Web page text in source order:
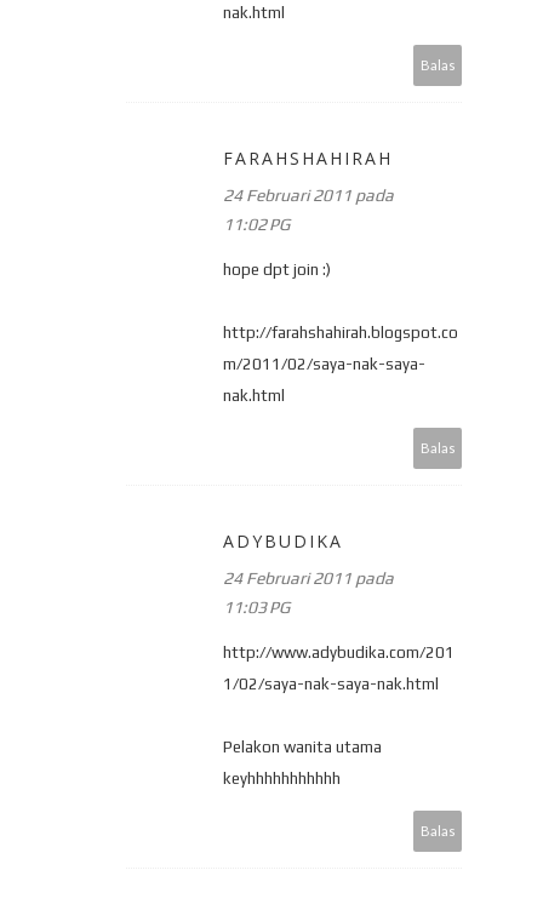
nak.html
Balas
FARAHSHAHIRAH
24 Februari 2011 pada
11:02 PG
hope dpt join :)
http://farahshahirah.blogspot.co
m/2011/02/saya-nak-saya-
nak.html
Balas
ADYBUDIKA
24 Februari 2011 pada
11:03 PG
http://www.adybudika.com/201
1/02/saya-nak-saya-nak.html
Pelakon wanita utama
keyhhhhhhhhhhh
Balas